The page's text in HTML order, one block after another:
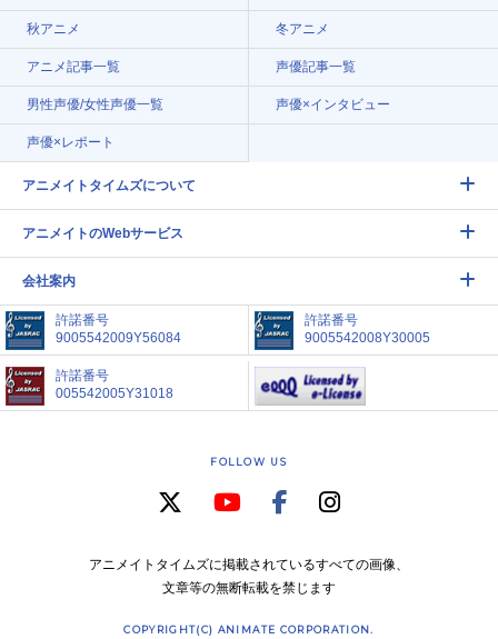
秋アニメ 冬アニメ
アニメ記事一覧 声優記事一覧
男性声優/女性声優一覧 声優×インタビュー
声優×レポート
アニメイトタイムズについて
アニメイトのWebサービス
会社案内
許諾番号
9005542009Y56084
許諾番号
9005542008Y30005
許諾番号
005542005Y31018
FOLLOW US
アニメイトタイムズに掲載されているすべての画像、
文章等の無断転載を禁じます
COPYRIGHT(C) ANIMATE CORPORATION.